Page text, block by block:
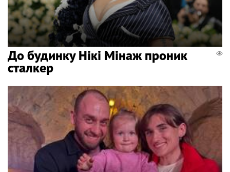
До будинку Нікі Мінаж проник
сталкер